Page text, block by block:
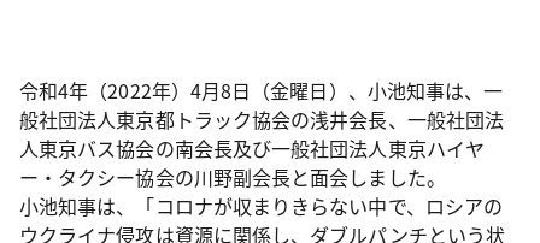
令和4年（2022年）4月8日（金曜日）、小池知事は、一
般社団法人東京都トラック協会の浅井会長、一般社団法
人東京バス協会の南会長及び一般社団法人東京ハイヤ
ー・タクシー協会の川野副会長と面会しました。
小池知事は、「コロナが収まりきらない中で、ロシアの
ウクライナ侵攻は資源に関係し、ダブルパンチという状